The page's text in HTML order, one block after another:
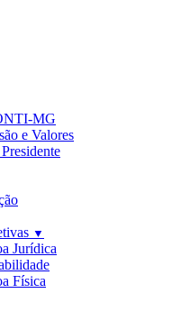
MG
e Valores
▼
Jurídica
Física